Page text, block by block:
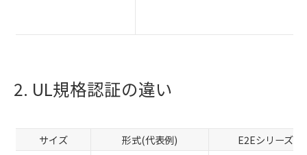
2. UL規格認証の違い
サイズ 形式(代表例) E2Eシリーズ